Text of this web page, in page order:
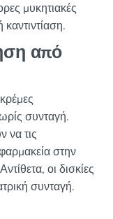
μυκητιακές
από
συνταγή.
να τις
στην
οι δισκίες
συνταγή.